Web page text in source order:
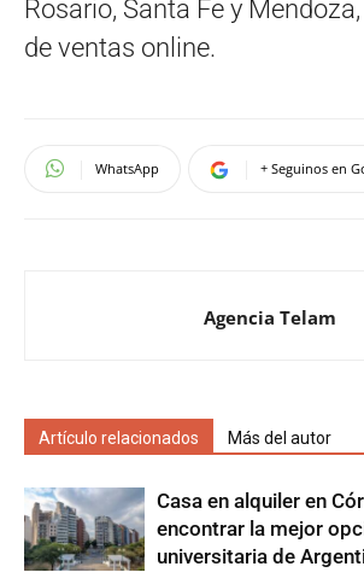
Rosario, Santa Fe y
de ventas online.
WhatsApp + Seguinos en
Agencia Telam
Artículo relacionados Más del autor
Casa en alquiler en
encontrar la mejor
universitaria de